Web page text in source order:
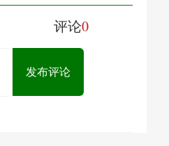
评论0
发布评论